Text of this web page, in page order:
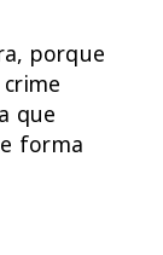
porque
que
forma